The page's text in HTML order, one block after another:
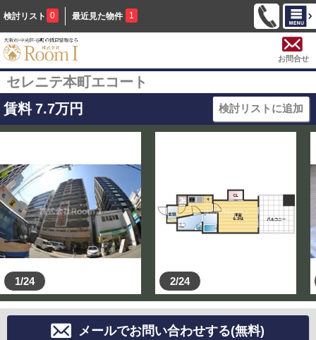
検討リスト 0 最近見た物件 1
お問合せ
セレニテ本町エコート
賃料 7.7万円 検討リストに追加
1/24 2/24
メールでお問い合わせする(無料)